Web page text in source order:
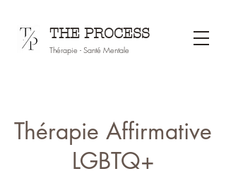
THE PROCESS
Thérapie - Santé Mentale
Thérapie Affirmative
LGBTQ+